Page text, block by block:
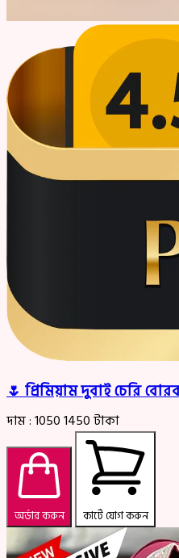
🌷 প্রিমিয়াম দুবাই চেরি
দাম :10501450টাকা
অর্ডার করুন কার্টে যোগ করুন